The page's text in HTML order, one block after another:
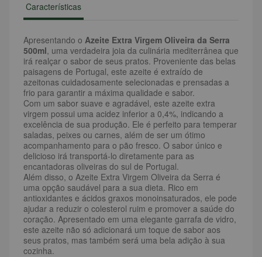
Características
Apresentando o Azeite Extra Virgem Oliveira da Serra
500ml, uma verdadeira joia da culinária mediterrânea que
irá realçar o sabor de seus pratos. Proveniente das belas
paisagens de Portugal, este azeite é extraído de
azeitonas cuidadosamente selecionadas e prensadas a
frio para garantir a máxima qualidade e sabor.
Com um sabor suave e agradável, este azeite extra
virgem possui uma acidez inferior a 0,4%, indicando a
excelência de sua produção. Ele é perfeito para temperar
saladas, peixes ou carnes, além de ser um ótimo
acompanhamento para o pão fresco. O sabor único e
delicioso irá transportá-lo diretamente para as
encantadoras oliveiras do sul de Portugal.
Além disso, o Azeite Extra Virgem Oliveira da Serra é
uma opção saudável para a sua dieta. Rico em
antioxidantes e ácidos graxos monoinsaturados, ele pode
ajudar a reduzir o colesterol ruim e promover a saúde do
coração. Apresentado em uma elegante garrafa de vidro,
este azeite não só adicionará um toque de sabor aos
seus pratos, mas também será uma bela adição à sua
cozinha.